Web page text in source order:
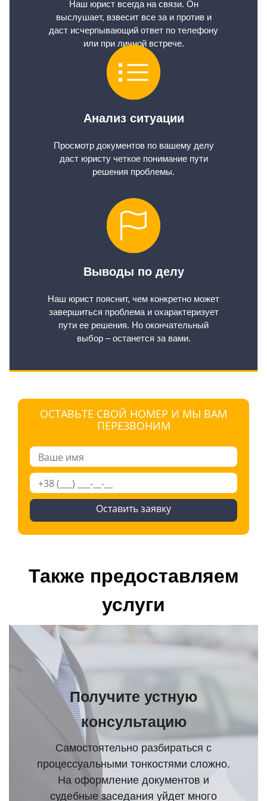
Наш юрист всегда на связи. Он
выслушает, взвесит все за и против и
даст исчерпывающий ответ по телефону
или при личной встрече.
Анализ ситуации
Просмотр документов по вашему делу
даст юристу четкое понимание пути
решения проблемы.
Выводы по делу
Наш юрист пояснит, чем конкретно может
завершиться проблема и охарактеризует
пути ее решения. Но окончательный
выбор – останется за вами.
ОСТАВЬТЕ СВОЙ НОМЕР И МЫ ВАМ
ПЕРЕЗВОНИМ
Оставить заявку
Также предоставляем
услуги
Получите устную
консультацию
Самостоятельно разбираться с
процессуальными тонкостями сложно.
На оформление документов и
судебные заседания уйдет много